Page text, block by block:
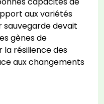
aux variétés
sauvegarde devait
gènes de
la résilience des
aux changements